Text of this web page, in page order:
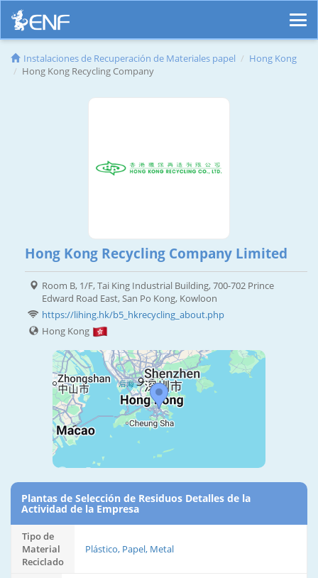
Instalaciones de Recuperación de Materiales papel
Hong Kong
Hong Kong Recycling Company
Hong Kong Recycling Company Limited
Room B, 1/F, Tai King Industrial Building, 700-702 Prince
Edward Road East, San Po Kong, Kowloon
https://lihing.hk/b5_hkrecycling_about.php
Hong Kong
Plantas de Selección de Residuos Detalles de la
Actividad de la Empresa
Tipo de
Material
Reciclado
Plástico, Papel, Metal